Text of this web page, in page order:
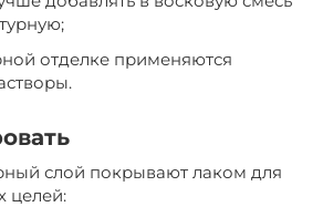
отделке применяются
слой покрывают лаком для
целей: